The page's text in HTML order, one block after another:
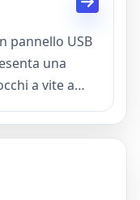
pannello USB
una
a vite a
Micro